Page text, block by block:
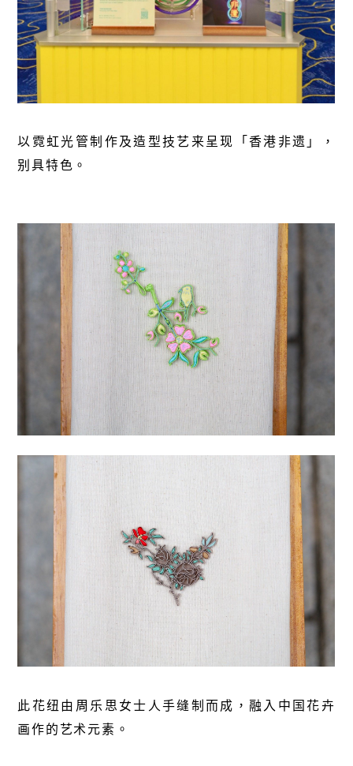
以霓虹光管制作及造型技艺来呈现「香港非遗」，
别具特色。
此花纽由周乐思女士人手缝制而成，融入中国花卉
画作的艺术元素。